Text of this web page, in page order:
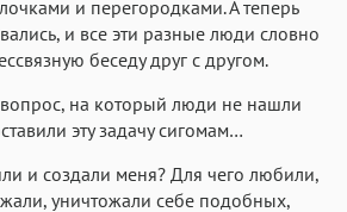
и перегородками. А теперь
и все эти разные люди словно
беседу друг с другом.
на который люди не нашли
эту задачу сигомам…
и создали меня? Для чего любили,
уничтожали себе подобных,